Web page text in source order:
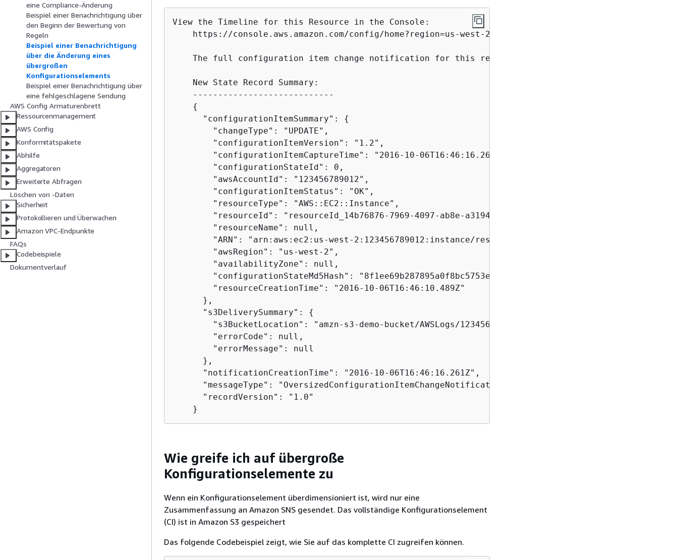
eine Compliance-Änderung
Beispiel einer Benachrichtigung über
den Beginn der Bewertung von
Regeln
Beispiel einer Benachrichtigung
über die Änderung eines
übergroßen
Konfigurationselements
Beispiel einer Benachrichtigung über
eine fehlgeschlagene Sendung
AWS Config Armaturenbrett
Ressourcenmanagement
AWS Config
Konformitätspakete
Abhilfe
Aggregatoren
Erweiterte Abfragen
Löschen von -Daten
Sicherheit
Protokollieren und Überwachen
Amazon VPC-Endpunkte
FAQs
Codebeispiele
Dokumentverlauf
View the Timeline for this Resource in the Console:
https://console.aws.amazon.com/config/home?region=us-west-2#/timeline/AWS::EC2::Instance/
The full configuration item change notification for this resource exceeded the maximum size
    New State Record Summary:
    ----------------------------
{
      "configurationItemSummary":
{
        "changeType": "UPDATE",
        "configurationItemVersion": "1.2",
        "configurationItemCaptureTime": "2016-10-06T16:46:16.261Z",
        "configurationStateId": 0,
        "awsAccountId": "123456789012",
        "configurationItemStatus": "OK",
        "resourceType": "AWS::EC2::Instance",
        "resourceId": "resourceId_14b76876-7969-4097-ab8e-a31942b02e80",
        "resourceName": null,
"ARN": "arn:aws:ec2:us-west-2:123456789012:instance/resourceId_14b76876-7969-4097-ab8e-
        "awsRegion": "us-west-2",
        "availabilityZone": null,
        "configurationStateMd5Hash": "8f1ee69b287895a0f8bc5753eca68e96",
        "resourceCreationTime": "2016-10-06T16:46:10.489Z"
      },
      "s3DeliverySummary":
{
"s3BucketLocation": "amzn-s3-demo-bucket/AWSLogs/123456789012/Config/us-west-2/2016/10/6/
        "errorCode": null,
        "errorMessage": null
      },
      "notificationCreationTime": "2016-10-06T16:46:16.261Z",
      "messageType": "OversizedConfigurationItemChangeNotification",
      "recordVersion": "1.0"
Wie greife ich auf übergroße
Konfigurationselemente zu
Wenn ein Konfigurationselement überdimensioniert ist, wird nur eine
Zusammenfassung an Amazon SNS gesendet. Das vollständige Konfigurationselement
(CI) ist in Amazon S3 gespeichert
Das folgende Codebeispiel zeigt, wie Sie auf das komplette CI zugreifen können.